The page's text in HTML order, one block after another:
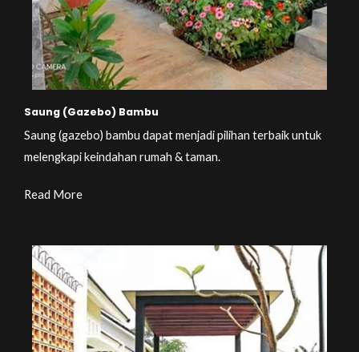
Saung (Gazebo) Bambu
Saung (gazebo) bambu dapat menjadi pilihan terbaik untuk
melengkapi keindahan rumah & taman.
Read More